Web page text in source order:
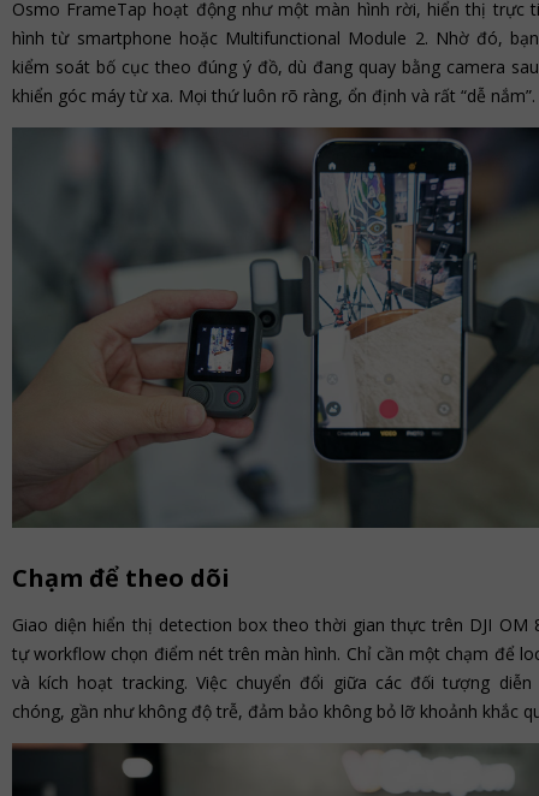
Osmo FrameTap hoạt động như một màn hình rời, hiển thị trực
hình từ smartphone hoặc Multifunctional Module 2. Nhờ đó,
kiểm soát bố cục theo đúng ý đồ, dù đang quay bằng camera
khiển góc máy từ xa. Mọi thứ luôn rõ ràng, ổn định và rất “dễ nắm”.
Chạm để theo dõi
Giao diện hiển thị detection box theo thời gian thực trên DJI OM
tự workflow chọn điểm nét trên màn hình. Chỉ cần một chạm để
và kích hoạt tracking. Việc chuyển đổi giữa các đối tượng diễn
chóng, gần như không độ trễ, đảm bảo không bỏ lỡ khoảnh khắc